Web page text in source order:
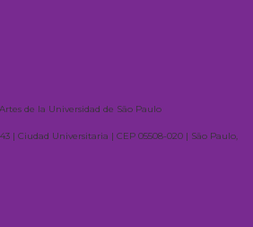
de la Universidad de São Paulo
| Ciudad Universitaria | CEP 05508-020 | São Paulo,